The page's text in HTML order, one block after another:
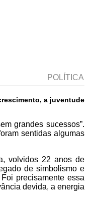
POLÍTICA
a juventude
grandes sucessos”.
sentidas algumas
volvidos 22 anos de
de simbolismo e
precisamente essa
devida, a energia